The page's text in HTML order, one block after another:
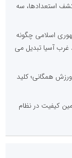
استعدادها، سه
اسلامی چگونه
غرب آسیا تبدیل می
همگانی؛ کلید
کیفیت در نظام